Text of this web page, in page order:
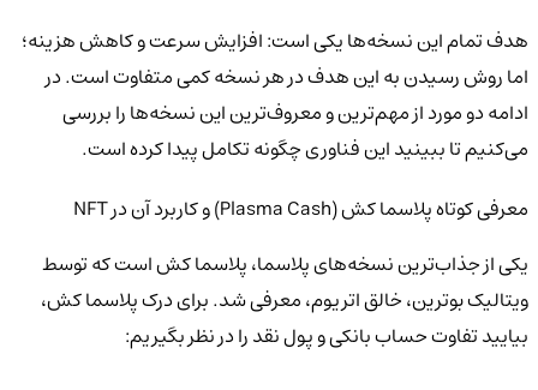
هدف تمام این نسخه‌ها یکی است: افزایش سرعت و کاهش هزینه؛
اما روش رسیدن به این هدف در هر نسخه کمی متفاوت است. در
ادامه دو مورد از مهم‌ترین و معروف‌ترین این نسخه‌ها را بررسی
می‌کنیم تا ببینید این فناوری چگونه تکامل پیدا کرده است.
معرفی کوتاه پلاسما کش (Plasma Cash) و کاربرد آن در NFT
یکی از جذاب‌ترین نسخه‌های پلاسما، پلاسما کش است که توسط
ویتالیک بوترین، خالق اتریوم، معرفی شد. برای درک پلاسما کش،
بیایید تفاوت حساب بانکی و پول نقد را در نظر بگیریم: